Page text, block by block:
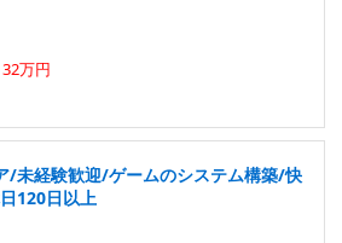
万円
/未経験歓迎/ゲームのシステム構築/快
120日以上